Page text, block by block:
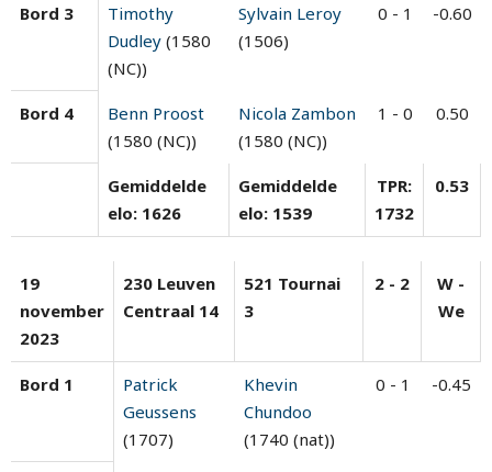
Bord 3
Timothy
Dudley (1580
(NC))
Sylvain Leroy
(1506)
0 - 1 -0.60
Bord 4
Benn Proost
(1580 (NC))
Nicola Zambon
(1580 (NC))
1 - 0 0.50
Gemiddelde
elo: 1626
Gemiddelde
elo: 1539
TPR:
1732
0.53
19
november
2023
230 Leuven
Centraal 14
521 Tournai
3
2 - 2
W -
We
Bord 1
Patrick
Geussens
(1707)
Khevin
Chundoo
(1740 (nat))
0 - 1 -0.45